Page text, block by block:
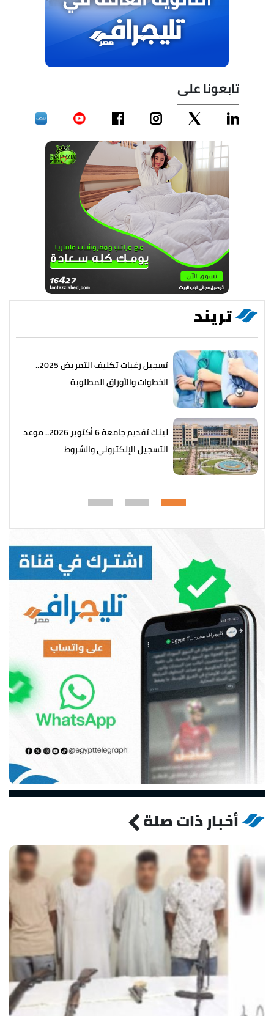
تابعونا على
تريند
تسجيل رغبات تكليف التمريض 2025..
الخطوات والأوراق المطلوبة
لينك تقديم جامعة 6 أكتوبر 2026.. موعد
التسجيل الإلكتروني والشروط
أخبار ذات صلة